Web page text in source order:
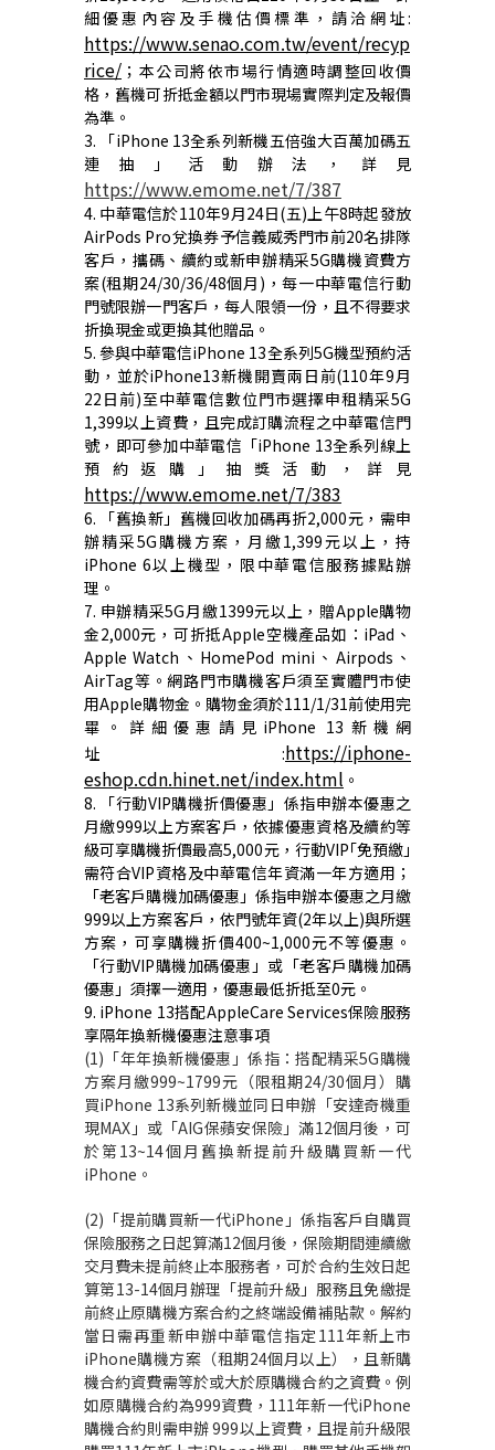
細優惠內容及手機估價標準，請洽網址:
https://www.senao.com.tw/event/recyp
rice/ ；本公司將依市場行情適時調整回收價
格，舊機可折抵金額以門市現場實際判定及報價
為準。
3.
「iPhone 13全系列新機五倍強大百萬加碼五
連抽」活動辦法，詳見
https://www.emome.net/7/387
4. 中華電信於110年9月24日(五)上午8時起發放
AirPods Pro兌換券予信義威秀門市前20名排隊
客戶，攜碼、續約或新申辦精采5G購機資費方
案(租期24/30/36/48個月 ) ，每一中華電信行動
門號限辦一門客戶，每人限領一份，且不得要求
折換現金或更換其他贈品。
5.參與中華電信iPhone 13全系列5G機型預約活
動，並於iPhone13新機開賣兩日前(110年9月
22 日前)至中華電信數位門市選擇申租精采5G
1,399以上資費，且完成訂購流程之中華電信門
號，即可參加中華電信「iPhone 13全系列線上
預約返購」抽獎活動，詳見
https://www.emome.net/7/383
6. 「舊換新」舊機回收加碼再折2,000元，需申
辦精采5G 購機方案，月繳1,399元以上，持
iPhone 6以上機型，限中華電信服務據點辦
理。
7. 申辦精采5G月繳1399元以上，贈Apple購物
金2,000元，可折抵Apple空機產品如： iPad 、
Apple Watch 、 HomePod mini 、 Airpods 、
AirTag等。網路門市購機客戶須至實體門市使
用Apple購物金。購物金須於111/1/31前使用完
畢。詳細優惠請見 iPhone 13 新機網
址 :https://iphone-
eshop.cdn.hinet.net/index.html 。
8.
「行動VIP購機折價優惠」係指申辦本優惠之
月繳999以上方案客戶，依據優惠資格及續約等
級可享購機折價最高5,000元，行動VIP｢免預繳｣
需符合VIP資格及中華電信年資滿一年方適用；
「老客戶購機加碼優惠」係指申辦本優惠之月繳
999以上方案客戶，依門號年資(2年以上)與所選
方案，可享購機折價400~1,000元不等優惠。
「行動VIP購機加碼優惠」或「老客戶購機加碼
優惠」須擇一適用，優惠最低折抵至0元。
9. iPhone 13搭配AppleCare Services保險服務
享隔年換新機優惠注意事項
(1) 「年年換新機優惠」係指：搭配精采5G購機
方案月繳999~1799元（限租期24/30個月）購
買iPhone 13系列新機並同日申辦「安達奇機重
現MAX 」或「AIG保蘋安保險」滿12個月後，可
於第13~14個月舊換新提前升級購買新一代
iPhone 。
(2)「提前購買新一代iPhone」係指客戶自購買
保險服務之日起算滿12個月後，保險期間連續繳
交月費未提前終止本服務者，可於合約生效日起
算第13-14個月辦理「提前升級」服務且免繳提
前終止原購機方案合約之終端設備補貼款。解約
當日需再重新申辦中華電信指定111年新上市
iPhone購機方案（租期24個月以上），且新購
機合約資費需等於或大於原購機合約之資費。例
如原購機合約為999資費，111年新一代iPhone
購機合約則需申辦 999以上資費，且提前升級限